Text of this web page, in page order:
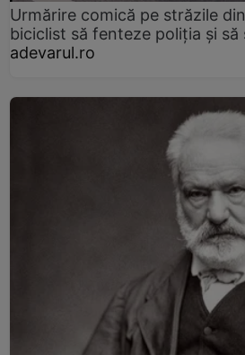
Urmărire comică pe străzile
biciclist să fenteze poliția și să
adevarul.ro